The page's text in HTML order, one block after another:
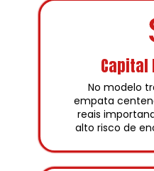
No modelo
empata
reais
alto risco de